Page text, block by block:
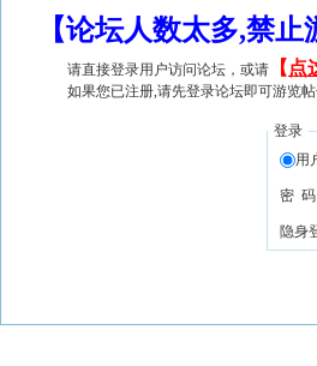
【论坛人数太多,禁
请直接登录用户访问论坛，或请 【 点
如果您已注册,请先登录论坛即可游览
登录
用
密 码
隐身